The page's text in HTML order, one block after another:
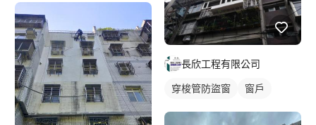
長欣工程有限公司
穿梭管防盜窗 窗戶